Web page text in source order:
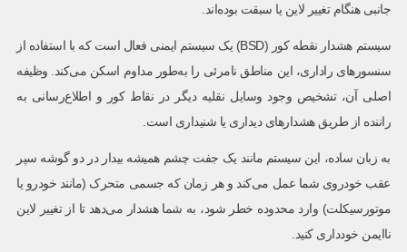
جانبی هنگام تغییر لاین یا سبقت بوده‌اند.
سیستم هشدار نقطه کور (BSD) یک سیستم ایمنی فعال است که با استفاده از
سنسورهای راداری، این مناطق نامرئی را به‌طور مداوم اسکن می‌کند. وظیفه
اصلی آن، تشخیص وجود وسایل نقلیه دیگر در نقاط کور و اطلاع‌رسانی به
راننده از طریق هشدارهای دیداری یا شنیداری است.
به زبان ساده، این سیستم مانند یک جفت چشم همیشه بیدار در دو گوشه سپر
عقب خودروی شما عمل می‌کند و هر زمان که جسمی متحرک (مانند خودرو یا
موتورسیکلت) وارد محدوده خطر شود، به شما هشدار می‌دهد تا از تغییر لاین
ناایمن خودداری کنید.